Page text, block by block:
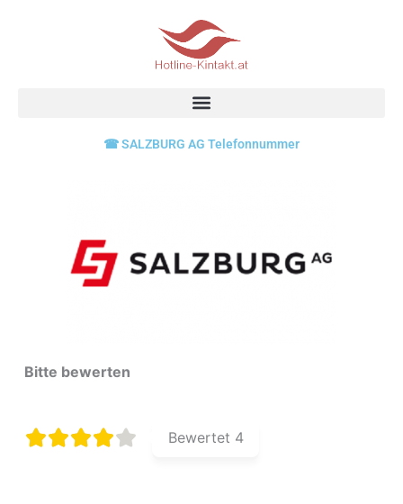
☎ SALZBURG AG Telefonnummer
Bitte bewerten
Bewertet 4